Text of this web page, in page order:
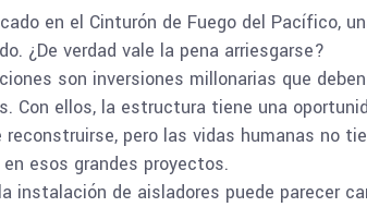
en el Cinturón de Fuego del Pacífico,
¿De verdad vale la pena arriesgarse?
son inversiones millonarias que
Con ellos, la estructura tiene una
pero las vidas humanas no
esos grandes proyectos.
instalación de aisladores puede parecer